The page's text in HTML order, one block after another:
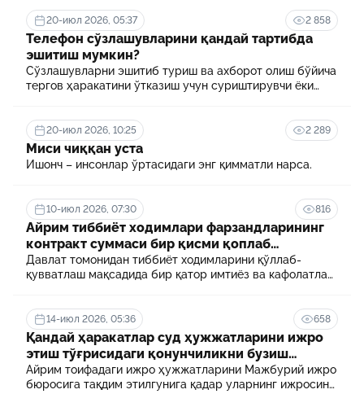
20-июл 2026, 05:37 2 858
Телефон сўзлашувларини қандай тартибда
эшитиш мумкин?
Сўзлашувларни эшитиб туриш ва ахборот олиш бўйича
тергов ҳаракатини ўтказиш учун суриштирувчи ёки
20-июл 2026, 10:25 2 289
Миси чиққан уста
Ишонч – инсонлар ўртасидаги энг қимматли нарса.
10-июл 2026, 07:30 816
Айрим тиббиёт ходимлари фарзандларининг
контракт суммаси бир қисми қоплаб
берилади
Давлат томонидан тиббиёт ходимларини қўллаб-
қувватлаш мақсадида бир қатор имтиёз ва кафолатлар
муассасасида ўқиш учун тўланадиган контракт
маблағининг бир қисмини қоплаб бериш тартибидир
14-июл 2026, 05:36 658
Қандай ҳаракатлар суд ҳужжатларини ижро
этиш тўғрисидаги қонунчиликни бузиш
ҳисобланади? 5 муҳим факт
Айрим тоифадаги ижро ҳужжатларини Мажбурий ижро
бюросига тақдим этилгунига қадар уларнинг ижросини